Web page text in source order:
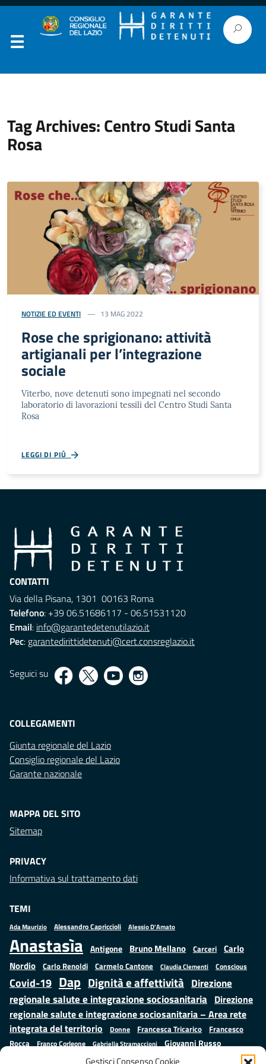
Tag Archives: Centro Studi Santa
Rosa
NOTIZIE ED EVENTI 13 MAG 2022
Rose che sprigionano: attività
artigianali per l’integrazione
sociale
Viterbo, nove detenuti sono impegnati nel secondo
laboratorio di lavorazioni tessili del Centro Studi Santa
Rosa
LEGGI DI PIÙ
CONTATTI
Via della Pisana, 1301 00163 Roma
Telefono: +39 06.51686117 - 06.51531120
Email: info@garantedetenutilazio.it
Pec: garantedirittidetenuti@cert.consreglazio.it
Seguici su
COLLEGAMENTI
Giunta regionale del Lazio
Consiglio regionale del Lazio
Garante nazionale
MAPPA DEL SITO
Sitemap
PRIVACY
Informativa sul trattamento dati
TEMI
Ada Maurizio Alessandro Capriccioli Alessio D'Amato
Anastasìa Antigone Bruno Mellano Carceri
Carlo
Nordio Carlo Renoldi Carmelo Cantone Claudia Clementi Conscious
Covid-19 Dap Dignità e affettività Direzione
regionale salute e integrazione sociosanitaria Direzione
regionale salute e integrazione sociosanitaria – Area rete
integrata del territorio
Donne Francesca Tricarico
Francesco
Rocca
Franco Corleone Gabriella Stramaccioni Giovanni Russo
Giuseppe Emanuele Cangemi Istruzione e cultura